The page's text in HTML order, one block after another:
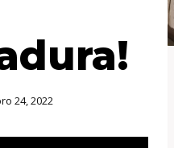
24, 2022